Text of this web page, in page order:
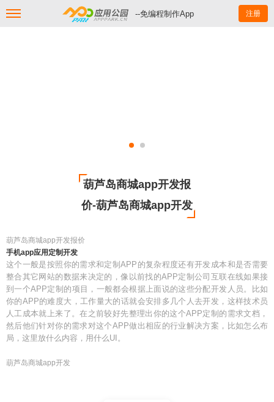
--免编程制作App 注册
葫芦岛商城app开发报
价-葫芦岛商城app开发
葫芦岛商城app开发报价
手机app应用定制开发
这个一般是按照你的需求和定制APP的复杂程度还有开发成本和是否需要
整合其它网站的数据来决定的，像以前找的APP定制公司互联在线如果接
到一个APP定制的项目，一般都会根据上面说的这些分配开发人员。比如
你的APP的难度大，工作量大的话就会安排多几个人去开发，这样技术员
人工成本就上来了。在之前较好先整理出你的这个APP定制的需求文档，
然后他们针对你的需求对这个APP做出相应的行业解决方案，比如怎么布
局，这里放什么内容，用什么UI。
葫芦岛商城app开发